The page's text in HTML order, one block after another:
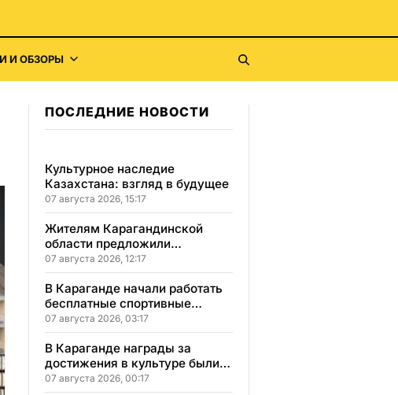
И ОБЗОРЫ
ПОСЛЕДНИЕ НОВОСТИ
Культурное наследие
Казахстана: взгляд в будущее
07 августа 2026, 15:17
Жителям Карагандинской
области предложили
бесплатное обучение с
гарантией трудоустройства
07 августа 2026, 12:17
В Караганде начали работать
бесплатные спортивные
секции для детей с
инвалидностью
07 августа 2026, 03:17
В Караганде награды за
достижения в культуре были
вручены 5 лауреатам
07 августа 2026, 00:17